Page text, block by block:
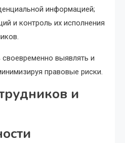
информацией;
и контроль их исполнения
выявлять и
правовые риски.
и